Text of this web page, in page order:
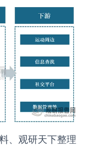
、观研天下整理